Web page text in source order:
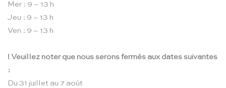
Mer : 9 – 13 h
Jeu : 9 – 13 h
Ven : 9 – 13 h
! Veuillez noter que nous serons fermés aux dates suivantes
:
Du 31 juillet au 7 août